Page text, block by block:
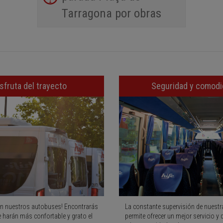
Tarragona por obras
del trayecto
nuestros autobuses! Encontrarás
harán más confortable y grato el
Seguridad y
La constante supervisión de
permite ofrecer un mejor servicio y